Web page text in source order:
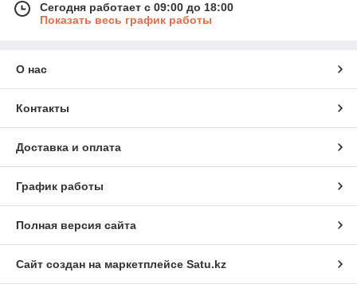
Сегодня работает с 09:00 до 18:00
Показать весь график работы
О нас
Контакты
Доставка и оплата
График работы
Полная версия сайта
Сайт создан на маркетплейсе Satu.kz